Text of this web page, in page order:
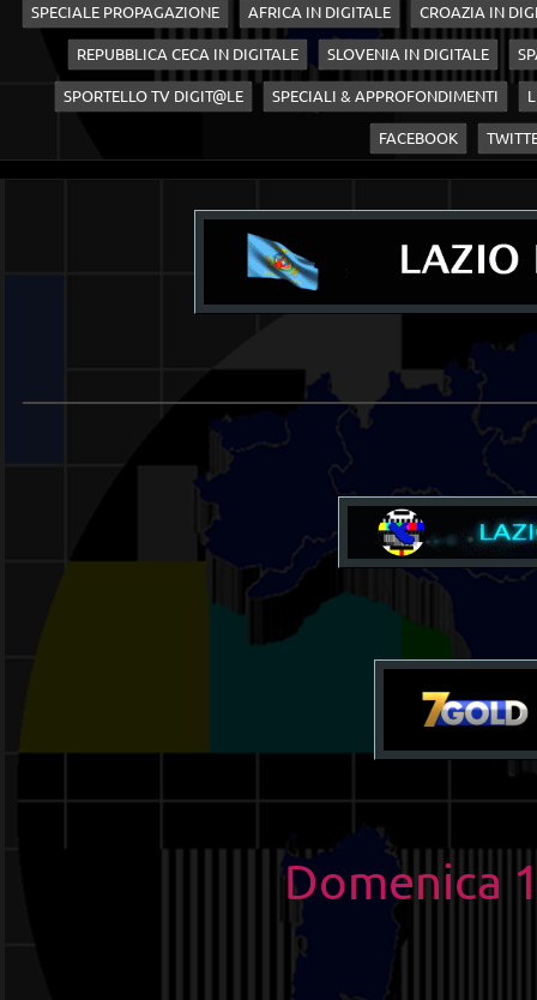
SPECIALE PROPAGAZIONE AFRICA IN DIGITALE CROAZIA IN
REPUBBLICA CECA IN DIGITALE SLOVENIA IN DIGITALE
SPORTELLO TV DIGIT@LE SPECIALI & APPROFONDIMENTI
FACEBOOK
Domenica